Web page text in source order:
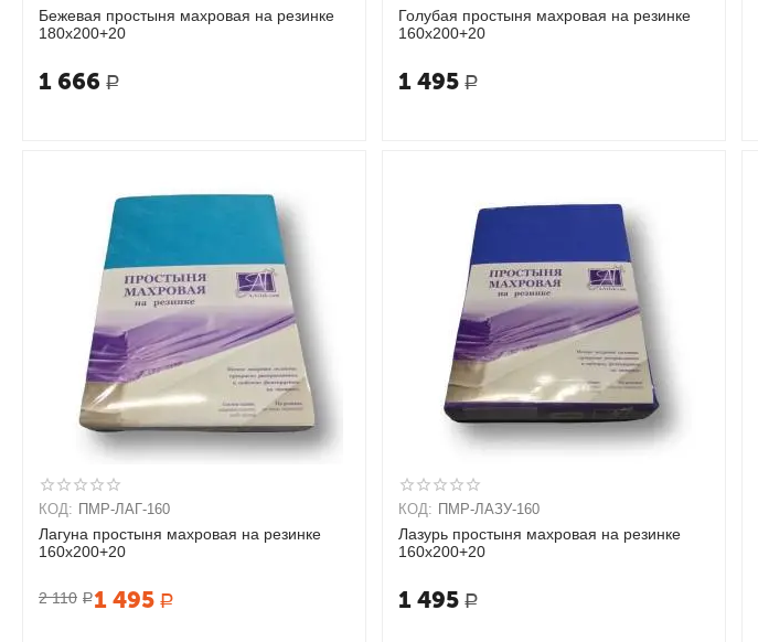
Бежевая простыня махровая на резинке
180х200+20
1 666 Р
Голубая простыня махровая на резинке
160х200+20
1 495 Р
КОД: ПМР-ЛАГ-160
Лагуна простыня махровая на резинке
160х200+20
2 110 Р 1 495 Р
КОД: ПМР-ЛАЗУ-160
Лазурь простыня махровая на резинке
160х200+20
1 495 Р